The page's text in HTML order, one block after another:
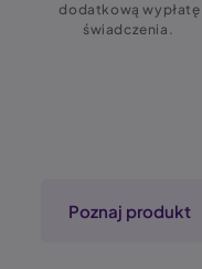
dodatkową wypłatę
świadczenia.
Poznaj produkt